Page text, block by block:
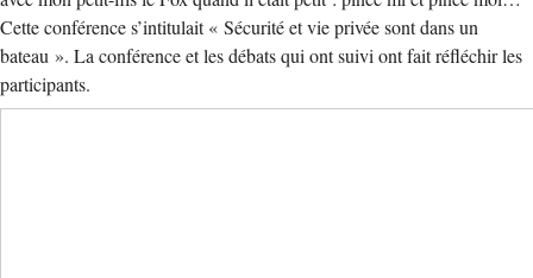
Cette conférence s’intitulait « Sécurité et vie privée sont dans un
bateau ». La conférence et les débats qui ont suivi ont fait réfléchir les
participants.